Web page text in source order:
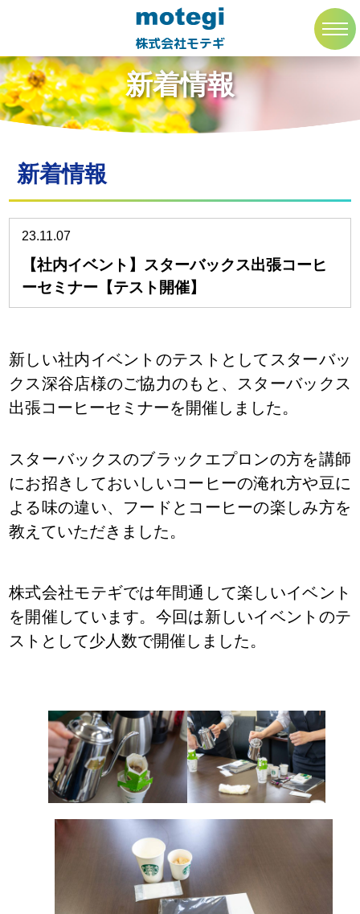
株式会社モテギ
トップページ 新着情報
新着情報
新着情報
23.11.07
【社内イベント】スターバックス出張コーヒ
ーセミナー【テスト開催】
新しい社内イベントのテストとしてスターバッ
クス深谷店様のご協力のもと、スターバックス
出張コーヒーセミナーを開催しました。
スターバックスのブラックエプロンの方を講師
にお招きしておいしいコーヒーの淹れ方や豆に
よる味の違い、フードとコーヒーの楽しみ方を
教えていただきました。
株式会社モテギでは年間通して楽しいイベント
を開催しています。今回は新しいイベントのテ
ストとして少人数で開催しました。